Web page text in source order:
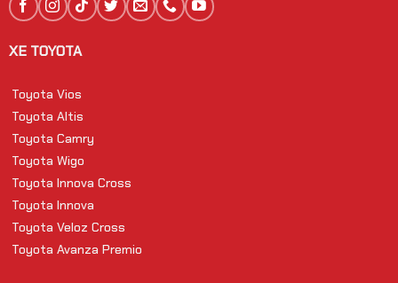
XE TOYOTA
Toyota Vios
Toyota Altis
Toyota Camry
Toyota Wigo
Toyota Innova Cross
Toyota Innova
Toyota Veloz Cross
Toyota Avanza Premio